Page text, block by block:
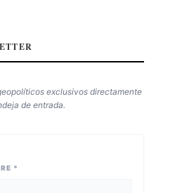
exclusivos directamente
de entrada.
*